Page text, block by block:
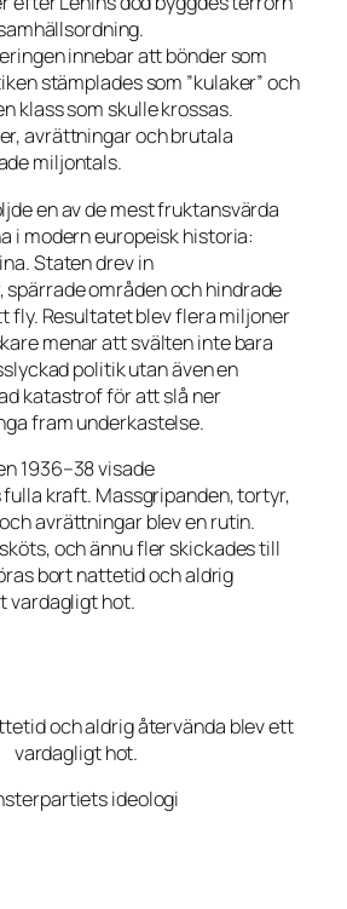
innebar att bönder som
stämplades som ”kulaker” och
klass som skulle krossas.
avrättningar och brutala
miljontals.
en av de mest fruktansvärda
i modern europeisk historia:
Staten drev in
spärrade områden och hindrade
fly. Resultatet blev flera miljoner
menar att svälten inte bara
politik utan även en
katastrof för att slå ner
fram underkastelse.
1936–38 visade
kraft. Massgripanden, tortyr,
avrättningar blev en rutin.
och ännu fler skickades till
bort nattetid och aldrig
vardagligt hot.
och aldrig återvända blev ett
vardagligt hot.
ideologi